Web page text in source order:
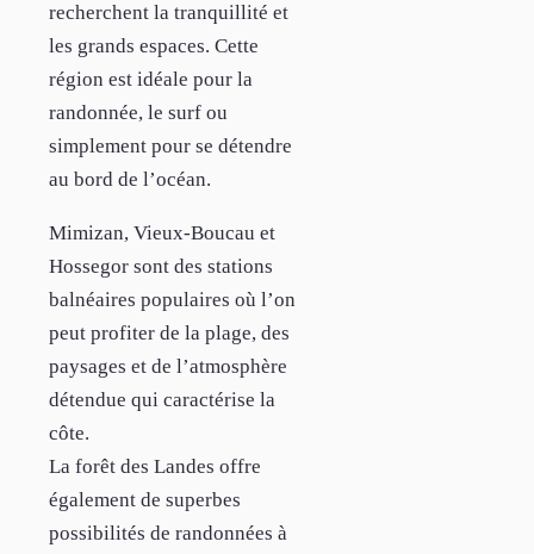
recherchent la tranquillité et
les grands espaces. Cette
région est idéale pour la
randonnée, le surf ou
simplement pour se détendre
au bord de l’océan.
Mimizan, Vieux-Boucau et
Hossegor sont des stations
balnéaires populaires où l’on
peut profiter de la plage, des
paysages et de l’atmosphère
détendue qui caractérise la
côte.
La forêt des Landes offre
également de superbes
possibilités de randonnées à